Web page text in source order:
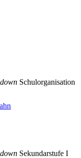
Schulorganisation
Sekundarstufe I